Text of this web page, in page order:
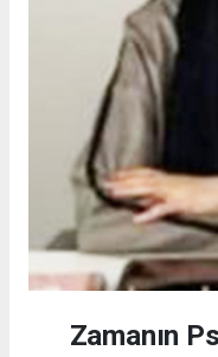
Zamanın